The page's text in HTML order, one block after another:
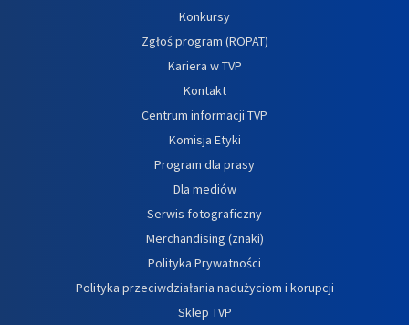
Konkursy
Zgłoś program (ROPAT)
Kariera w TVP
Kontakt
Centrum informacji TVP
Komisja Etyki
Program dla prasy
Dla mediów
Serwis fotograficzny
Merchandising (znaki)
Polityka Prywatności
Polityka przeciwdziałania nadużyciom i korupcji
Sklep TVP